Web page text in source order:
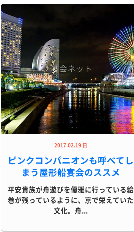
2017.02.19 日
ピンクコンパニオンも呼べてし
まう屋形船宴会のススメ
平安貴族が舟遊びを優雅に行っている絵
巻が残っているように、京で栄えていた
文化。舟...